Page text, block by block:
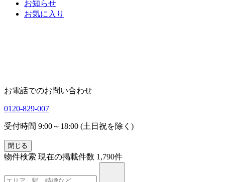
お知らせ
お気に入り
お電話でのお問い合わせ
0120-829-007
受付時間 9:00～18:00 (土日祝を除く)
閉じる
物件検索 現在の掲載件数 1,790件